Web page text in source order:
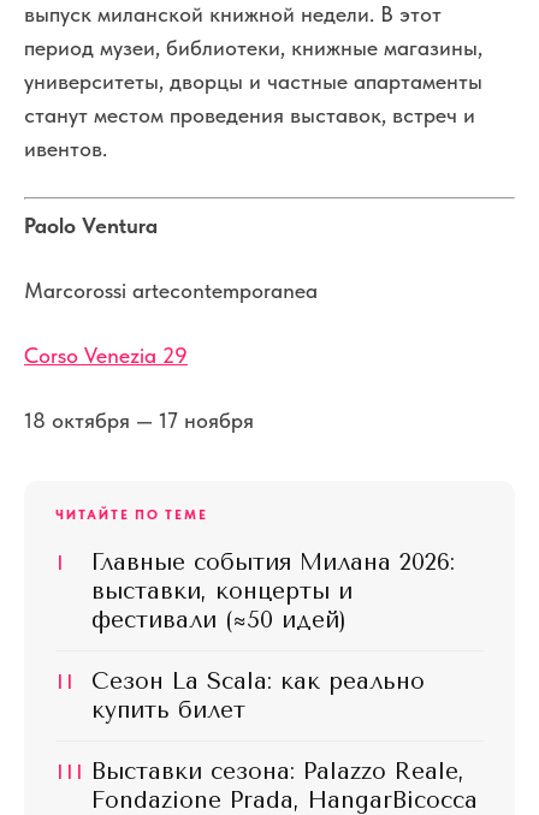
выпуск миланской книжной недели. В этот
период музеи, библиотеки, книжные магазины,
университеты, дворцы и частные апартаменты
станут местом проведения выставок, встреч и
ивентов.
Paolo Ventura
Marcorossi artecontemporanea
Corso Venezia 29
18 октября — 17 ноября
ЧИТАЙТЕ ПО ТЕМЕ
I
Главные события Милана 2026:
выставки, концерты и
фестивали (≈50 идей)
II
Сезон La Scala: как реально
купить билет
III Выставки сезона: Palazzo Reale,
Fondazione Prada, HangarBicocca